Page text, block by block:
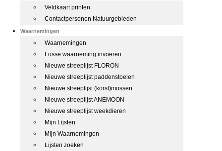
Veldkaart printen
Contactpersonen Natuurgebieden
Waarnemingen
Waarnemingen
Losse waarneming invoeren
Nieuwe streeplijst FLORON
Nieuwe streeplijst paddenstoelen
Nieuwe streeplijst (korst)mossen
Nieuwe streeplijst ANEMOON
Nieuwe streeplijst weekdieren
Mijn Lijsten
Mijn Waarnemingen
Lijsten zoeken